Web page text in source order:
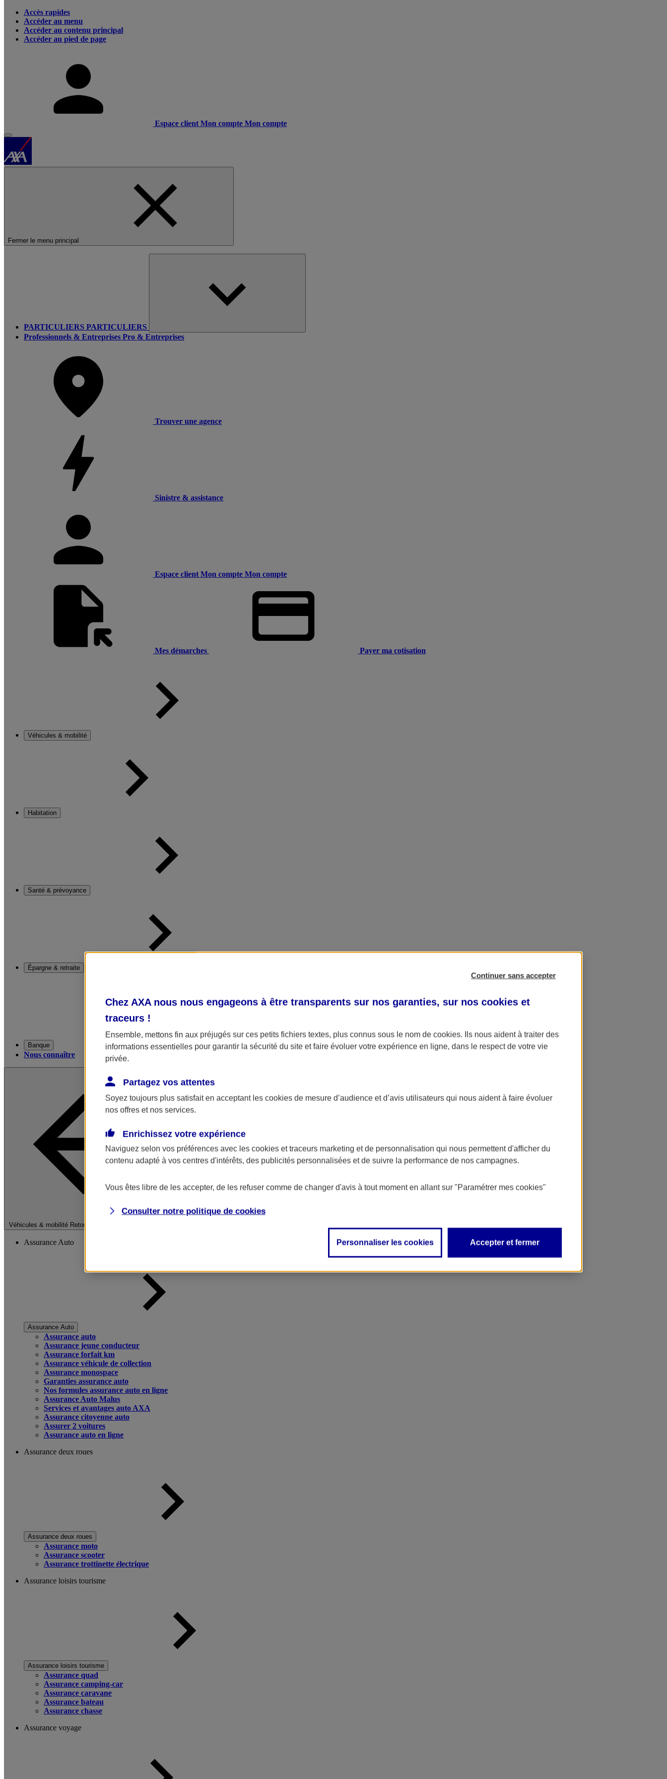
Accès rapides
Accéder au menu
Accéder au contenu principal
Accéder au pied de page
Espace client Mon compte Mon compte
Fermer le menu principal
PARTICULIERS PARTICULIERS
Professionnels & Entreprises Pro & Entreprises
Trouver une agence
Sinistre & assistance
Espace client Mon compte Mon compte
Mes démarches Payer ma cotisation
Véhicules & mobilité
Habitation
Santé & prévoyance
Épargne & retraite
Banque
Nous connaître
Véhicules & mobilité Retour à la section précédente
Fermer le menu principal
Assurance Auto
Assurance Auto
Assurance auto
Assurance jeune conducteur
Assurance forfait km
Assurance véhicule de collection
Assurance monospace
Garanties assurance auto
Nos formules assurance auto en ligne
Assurance Auto Malus
Services et avantages auto AXA
Assurance citoyenne auto
Assurer 2 voitures
Assurance auto en ligne
Assurance deux roues
Assurance deux roues
Assurance moto
Assurance scooter
Assurance trottinette électrique
Assurance loisirs tourisme
Assurance loisirs tourisme
Assurance quad
Assurance camping-car
Assurance caravane
Assurance bateau
Assurance chasse
Assurance voyage
Continuer sans accepter
Chez AXA nous nous engageons à être transparents sur nos garanties, sur nos cookies et
traceurs !
Ensemble, mettons fin aux préjugés sur ces petits fichiers textes, plus connus sous le nom de cookies. Ils nous aident à traiter des
informations essentielles pour garantir la sécurité du site et faire évoluer votre expérience en ligne, dans le respect de votre vie
privée.
Partagez vos attentes
Soyez toujours plus satisfait en acceptant les cookies de mesure d’audience et d’avis utilisateurs qui nous aident à faire évoluer
nos offres et nos services.
Enrichissez votre expérience
Naviguez selon vos préférences avec les cookies et traceurs marketing et de personnalisation qui nous permettent d'afficher du
contenu adapté à vos centres d'intérêts, des publicités personnalisées et de suivre la performance de nos campagnes.
Vous êtes libre de les accepter, de les refuser comme de changer d'avis à tout moment en allant sur "Paramétrer mes cookies"
Consulter notre politique de cookies
Personnaliser les cookies Accepter et fermer